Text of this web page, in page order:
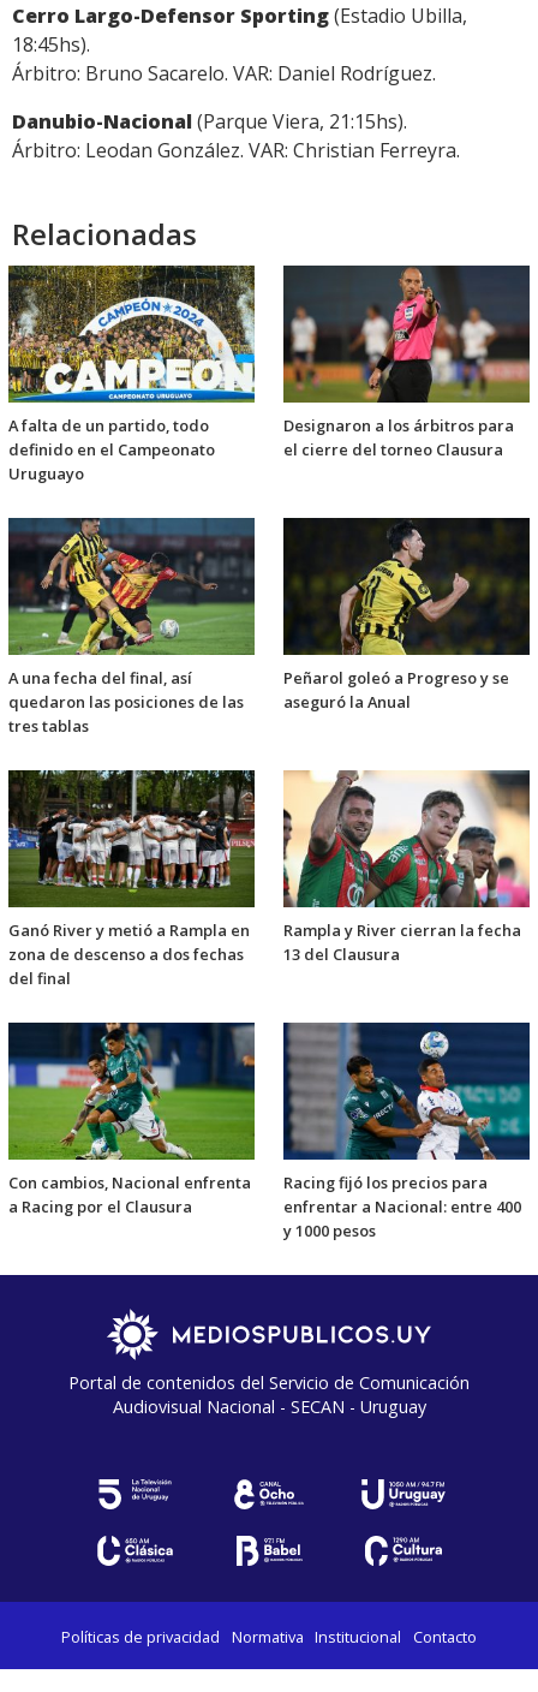
Cerro Largo-Defensor Sporting(Estadio Ubilla,
18:45hs).
Árbitro: Bruno Sacarelo. VAR: Daniel Rodríguez.
Danubio-Nacional (Parque Viera, 21:15hs).
Árbitro: Leodan González. VAR: Christian Ferreyra.
Relacionadas
A falta de un partido, todo
definido en el Campeonato
Uruguayo
Designaron a los árbitros para
el cierre del torneo Clausura
A una fecha del final, así
quedaron las posiciones de las
tres tablas
Peñarol goleó a Progreso y se
aseguró la Anual
Ganó River y metió a Rampla en
zona de descenso a dos fechas
del final
Rampla y River cierran la fecha
13 del Clausura
Con cambios, Nacional enfrenta
a Racing por el Clausura
Racing fijó los precios para
enfrentar a Nacional: entre 400
y 1000 pesos
Portal de contenidos del Servicio de Comunicación
Audiovisual Nacional - SECAN - Uruguay
Políticas de privacidad Normativa Institucional Contacto